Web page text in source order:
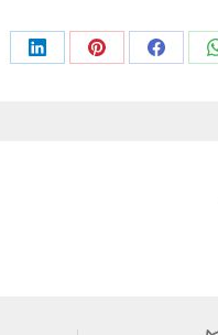
Share
Share
Share
Share